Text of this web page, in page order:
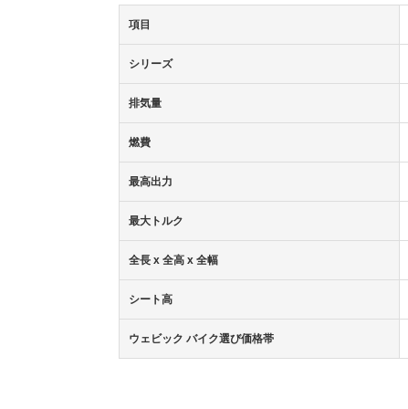
項目
シリーズ
排気量
燃費
最高出力
最大トルク
全長 x 全高 x 全幅
シート高
ウェビック バイク選び価格帯